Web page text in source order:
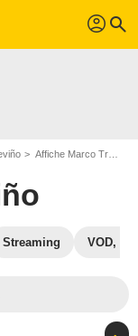
profil search
Affiche Marco Treviño
Streaming VOD,